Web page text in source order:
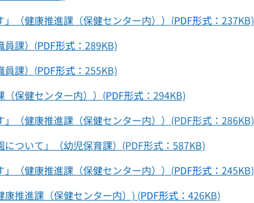
」（健康推進課（保健センター内））(PDF形式： 237KB)
員課）(PDF形式： 289KB)
員課）(PDF形式： 255KB)
（保健センター内））(PDF形式： 294KB)
（健康推進課（保健センター内））(PDF形式：286KB)
ついて」（幼児保育課）(PDF形式：587KB)
」（健康推進課（保健センター内））(PDF形式： 245KB)
康推進課（保健センター内）) (PDF形式： 426KB)